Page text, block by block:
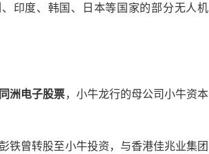
印度、韩国、日本等国家的部分无人机
同洲电子股票，小牛龙行的母公司小牛资本
铁曾转股至小牛投资，与香港佳兆业集团